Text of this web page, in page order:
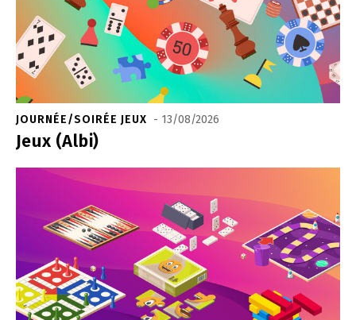
JOURNÉE/SOIRÉE JEUX - 13/08/2026
Jeux (Albi)